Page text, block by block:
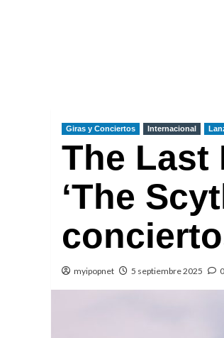
Giras y Conciertos Internacional
The Last
‘The
myipopnet 5 septiembre 2025 0